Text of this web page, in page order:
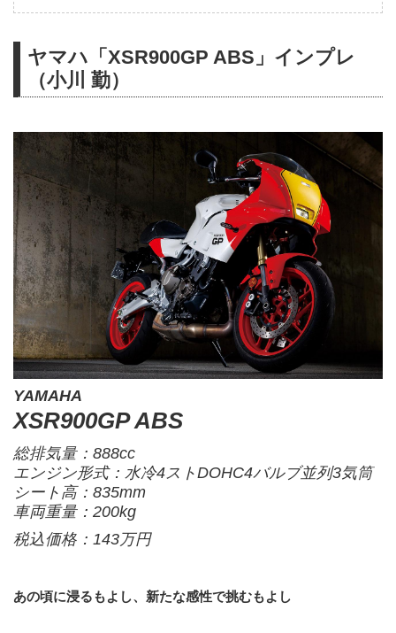
ヤマハ「XSR900GP ABS」インプレ
（小川 勤）
YAMAHA
XSR900GP ABS
総排気量：888cc
エンジン形式：水冷4ストDOHC4バルブ並列3気筒
シート高：835mm
車両重量：200kg
税込価格：143万円
あの頃に浸るもよし、新たな感性で挑むもよし